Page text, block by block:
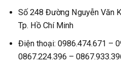
Số 248 Đường Nguyễn Văn
Tp. Hồ Chí Minh
Điện thoại: 0986.474.671 –
0867.224.396 –